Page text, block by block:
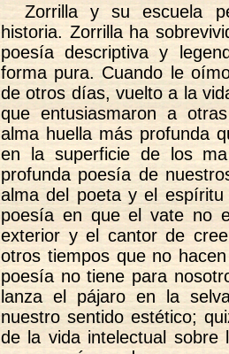
Zorrilla y su escuela
historia. Zorrilla ha
poesía descriptiva y
forma pura. Cuando le
de otros días, vuelto a la
que entusiasmaron a
alma huella más profunda
en la superficie de los
profunda poesía de
alma del poeta y el espíritu
poesía en que el vate no
exterior y el cantor de
otros tiempos que no
poesía no tiene para
lanza el pájaro en la
nuestro sentido estético;
de la vida intelectual sobre